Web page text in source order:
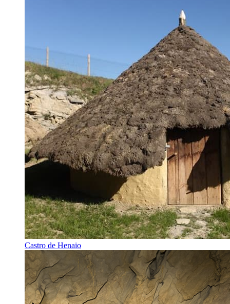
Castro de Henaio